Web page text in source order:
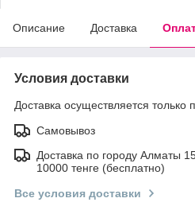
Описание Доставка
Условия доставки
Доставка осуществляется только
Самовывоз
Доставка по городу Алматы
10000 тенге (бесплатно)
Все условия доставки